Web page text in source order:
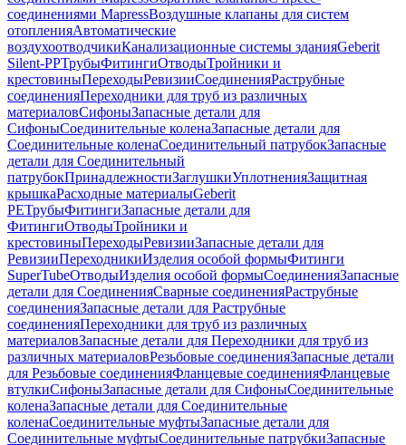
соединениями MapressВоздушные клапаны для систем
отопленияАвтоматические
воздухоотводчикиКанализационные системы зданияGeberit
Silent-PPТрубыФитингиОтводыТройники и
крестовиныПереходыРевизииСоединенияРаструбные
соединенияПереходники для труб из различных
материаловСифоныЗапасные детали для
СифоныСоединительные коленаЗапасные детали для
Соединительные коленаСоединительный патрубокЗапасные
детали для Соединительный
патрубокПринадлежностиЗаглушкиУплотненияЗащитная
крышкаРасходные материалыGeberit
PEТрубыФитингиЗапасные детали для
ФитингиОтводыТройники и
крестовиныПереходыРевизииЗапасные детали для
РевизииПереходникиИзделия особой формыФитинги
SuperTubeОтводыИзделия особой формыСоединенияЗапасные
детали для СоединенияСварные соединенияРаструбные
соединенияЗапасные детали для Раструбные
соединенияПереходники для труб из различных
материаловЗапасные детали для Переходники для труб из
различных материаловРезьбовые соединенияЗапасные детали
для Резьбовые соединенияФланцевые соединенияФланцевые
втулкиСифоныЗапасные детали для СифоныСоединительные
коленаЗапасные детали для Соединительные
коленаСоединительные муфтыЗапасные детали для
Соединительные муфтыСоединительные патрубкиЗапасные